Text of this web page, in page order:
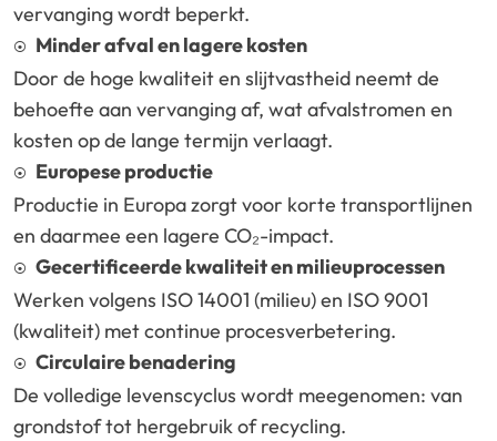
vervanging wordt beperkt.
Minder afval en lagere kosten
Door de hoge kwaliteit en slijtvastheid neemt de
behoefte aan vervanging af, wat afvalstromen en
kosten op de lange termijn verlaagt.
Europese productie
Productie in Europa zorgt voor korte transportlijnen
en daarmee een lagere CO₂-impact.
Gecertificeerde kwaliteit en milieuprocessen
Werken volgens ISO 14001 (milieu) en ISO 9001
(kwaliteit) met continue procesverbetering.
Circulaire benadering
De volledige levenscyclus wordt meegenomen: van
grondstof tot hergebruik of recycling.